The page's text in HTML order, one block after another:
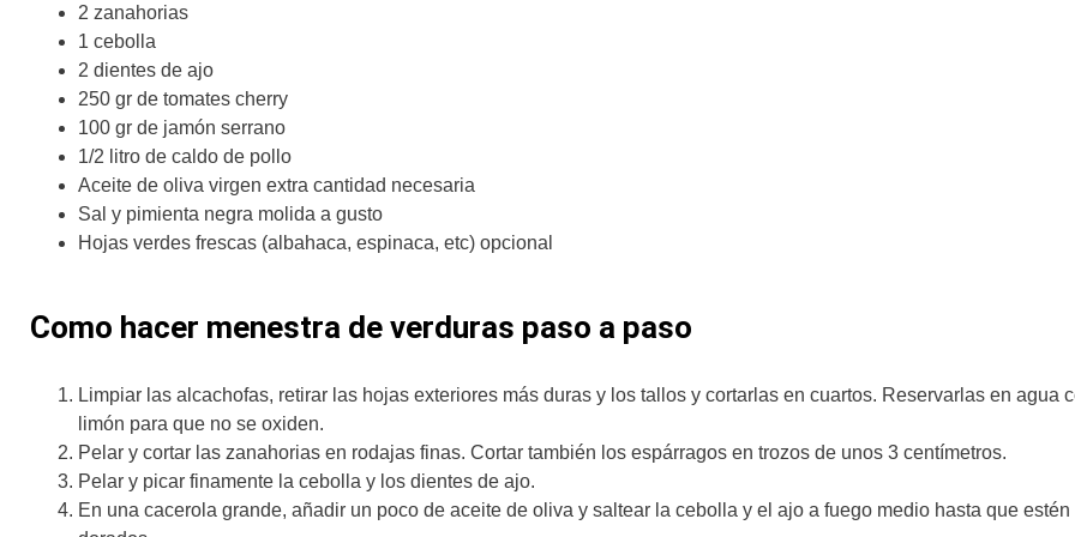
2 zanahorias
1 cebolla
2 dientes de ajo
250 gr de tomates cherry
100 gr de jamón serrano
1/2 litro de caldo de pollo
Aceite de oliva virgen extra cantidad necesaria
Sal y pimienta negra molida a gusto
Hojas verdes frescas (albahaca, espinaca, etc) opcional
Como hacer menestra de verduras paso a paso
Limpiar las alcachofas, retirar las hojas exteriores más duras y los tallos y cortarlas en cuartos. Reservarlas en agua
limón para que no se oxiden.
Pelar y cortar las zanahorias en rodajas finas. Cortar también los espárragos en trozos de unos 3 centímetros.
Pelar y picar finamente la cebolla y los dientes de ajo.
En una cacerola grande, añadir un poco de aceite de oliva y saltear la cebolla y el ajo a fuego medio hasta que estén